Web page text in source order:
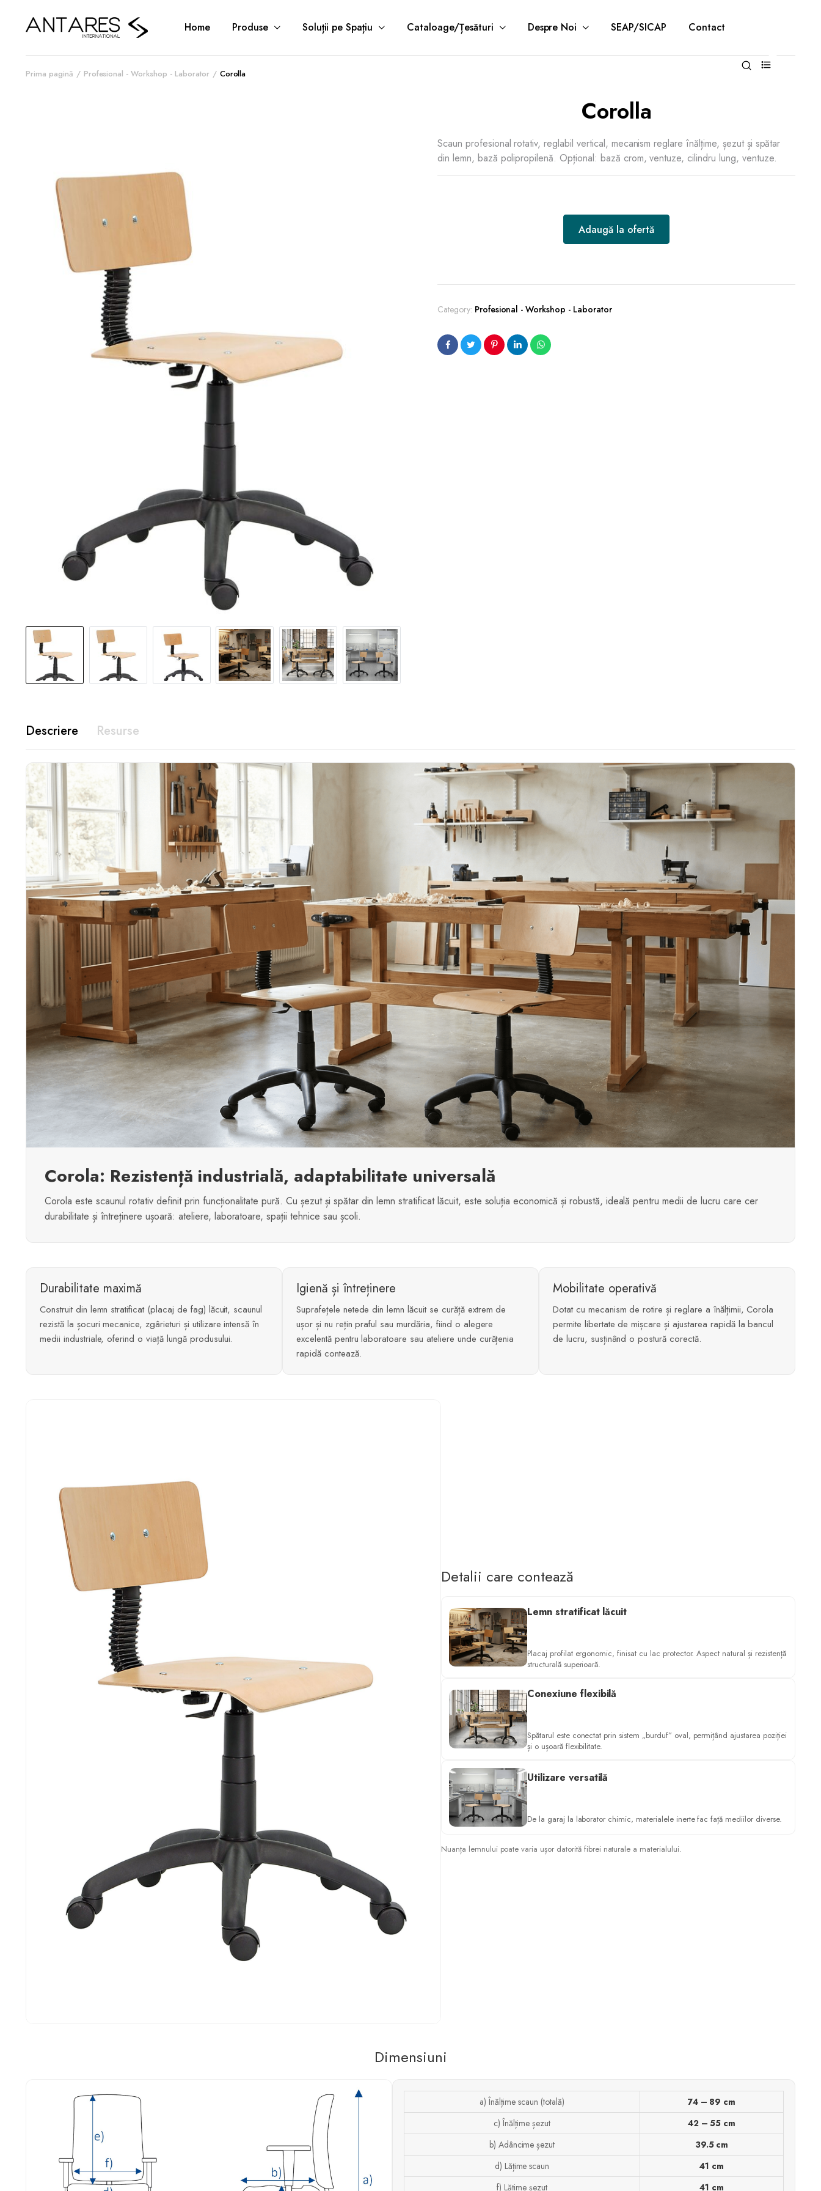
Home Produse Soluții pe Spațiu Cataloage/Țesături Despre Noi SEAP/SICAP Contact
Prima pagină Profesional - Workshop - Laborator Corolla
Corolla
Scaun profesional rotativ, reglabil vertical, mecanism reglare înălțime, șezut și spătar
din lemn, bază polipropilenă. Opțional: bază crom, ventuze, cilindru lung, ventuze.
Adaugă la ofertă
Category: Profesional - Workshop - Laborator
Resurse
Descriere
Corola: Rezistență industrială, adaptabilitate universală
Corola este scaunul rotativ definit prin funcționalitate pură. Cu șezut și spătar din lemn stratificat lăcuit, este soluția economică și robustă, ideală pentru medii de lucru care cer
durabilitate și întreținere ușoară: ateliere, laboratoare, spații tehnice sau școli.
Durabilitate maximă
Construit din lemn stratificat (placaj de fag) lăcuit, scaunul
rezistă la șocuri mecanice, zgârieturi și utilizare intensă în
medii industriale, oferind o viață lungă produsului.
Igienă și întreținere
Suprafețele netede din lemn lăcuit se curăță extrem de
ușor și nu rețin praful sau murdăria, fiind o alegere
excelentă pentru laboratoare sau ateliere unde curățenia
rapidă contează.
Mobilitate operativă
Dotat cu mecanism de rotire și reglare a înălțimii, Corola
permite libertate de mișcare și ajustarea rapidă la bancul
de lucru, susținând o postură corectă.
Detalii care contează
Lemn stratificat lăcuit
Placaj profilat ergonomic, finisat cu lac protector. Aspect natural și rezistență
structurală superioară.
Conexiune flexibilă
Spătarul este conectat prin sistem „burduf” oval, permițând ajustarea poziției
și o ușoară flexibilitate.
Utilizare versatilă
De la garaj la laborator chimic, materialele inerte fac față mediilor diverse.
Nuanța lemnului poate varia ușor datorită fibrei naturale a materialului.
Dimensiuni
a) Înălțime scaun (totală)
74 – 89 cm
c) Înălțime șezut
42 – 55 cm
b) Adâncime șezut
39.5 cm
d) Lățime scaun
41 cm
f) Lățime șezut
41 cm